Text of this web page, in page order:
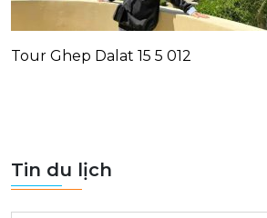
Tour Ghep Dalat 15 5 012
Tin du lịch